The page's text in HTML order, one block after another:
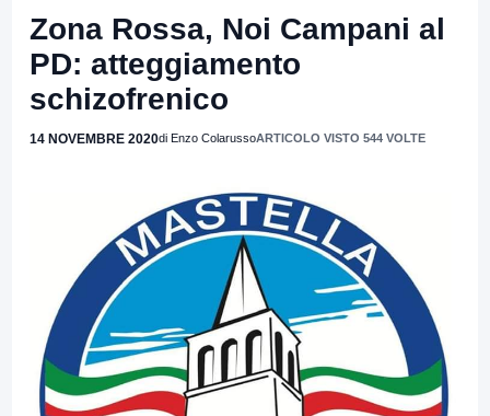
Zona Rossa, Noi Campani al
PD: atteggiamento
schizofrenico
14 NOVEMBRE 2020di Enzo ColarussoARTICOLO VISTO 544 VOLTE